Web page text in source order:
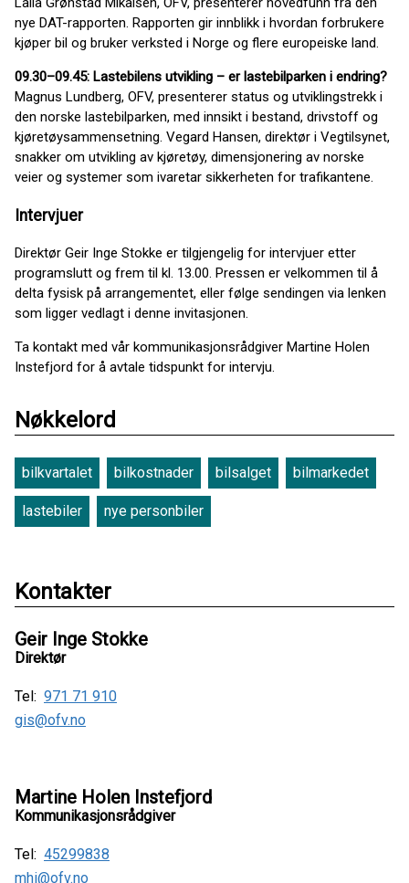
nye DAT-rapporten. Rapporten gir innblikk i hvordan forbrukere
kjøper bil og bruker verksted i Norge og flere europeiske land.
09.30–09.45: Lastebilens utvikling – er lastebilparken i endring?
Magnus Lundberg, OFV, presenterer status og utviklingstrekk i
den norske lastebilparken, med innsikt i bestand, drivstoff og
kjøretøysammensetning. Vegard Hansen, direktør i Vegtilsynet,
snakker om utvikling av kjøretøy, dimensjonering av norske
veier og systemer som ivaretar sikkerheten for trafikantene.
Intervjuer
Direktør Geir Inge Stokke er tilgjengelig for intervjuer etter
programslutt og frem til kl. 13.00. Pressen er velkommen til å
delta fysisk på arrangementet, eller følge sendingen via lenken
som ligger vedlagt i denne invitasjonen.
Ta kontakt med vår kommunikasjonsrådgiver Martine Holen
Instefjord for å avtale tidspunkt for intervju.
Nøkkelord
bilkvartalet bilkostnader bilsalget bilmarkedet
lastebiler nye personbiler
Kontakter
Geir Inge Stokke
Direktør
Tel: 971 71 910
gis@ofv.no
Martine Holen Instefjord
Kommunikasjonsrådgiver
Tel: 45299838
mhi@ofv.no